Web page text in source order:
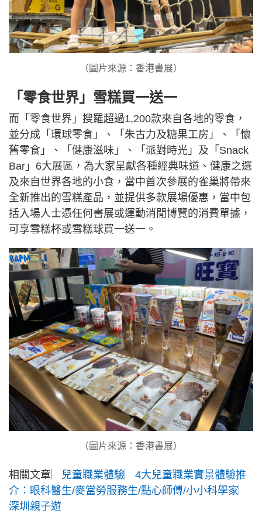
（圖片來源：香港書展）
「零食世界」雪糕買一送一
而「零食世界」搜羅超過1,200款來自各地的零食，
並分成「環球零食」、「朱古力及糖果工房」、「懷
舊零食」、「健康滋味」、「派對時光」及「Snack
Bar」6大展區，為大家呈獻各種經典味道、健康之選
及來自世界各地的小食，當中首次參展的雀巢將帶來
全新推出的雪糕產品，並提供多款展場優惠，當中包
括入場人士憑任何書展或運動消閒博覽的消費單據，
可享雪糕杯或雪糕球買一送一。
（圖片來源：香港書展）
相關文章︳ 兒童職業體驗︳4大兒童職業實景體驗推
介：眼科醫生/麥當勞服務生/點心師傅/小小科學家︳
深圳親子遊